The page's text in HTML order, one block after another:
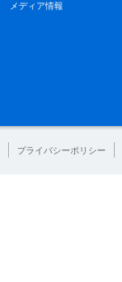
メディア情報
プライバシーポリシー